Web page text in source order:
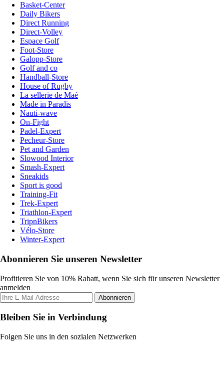
Basket-Center
Daily Bikers
Direct Running
Direct-Volley
Espace Golf
Foot-Store
Galopp-Store
Golf and co
Handball-Store
House of Rugby
La sellerie de Maé
Made in Paradis
Nauti-wave
On-Fight
Padel-Expert
Pecheur-Store
Pet and Garden
Slowood Interior
Smash-Expert
Sneakids
Sport is good
Training-Fit
Trek-Expert
Triathlon-Expert
TripnBikers
Vélo-Store
Winter-Expert
Abonnieren Sie unseren Newsletter
Profitieren Sie von 10% Rabatt, wenn Sie sich für unseren Newsletter
anmelden
Abonnieren
Bleiben Sie in Verbindung
Folgen Sie uns in den sozialen Netzwerken